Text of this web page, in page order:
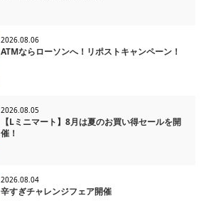
2026.08.06
ATMならローソンへ！リポストキャンペーン！
2026.08.05
【Lミニマート】8月は夏のお買い得セールを開
催！
2026.08.04
辛すぎチャレンジフェア開催